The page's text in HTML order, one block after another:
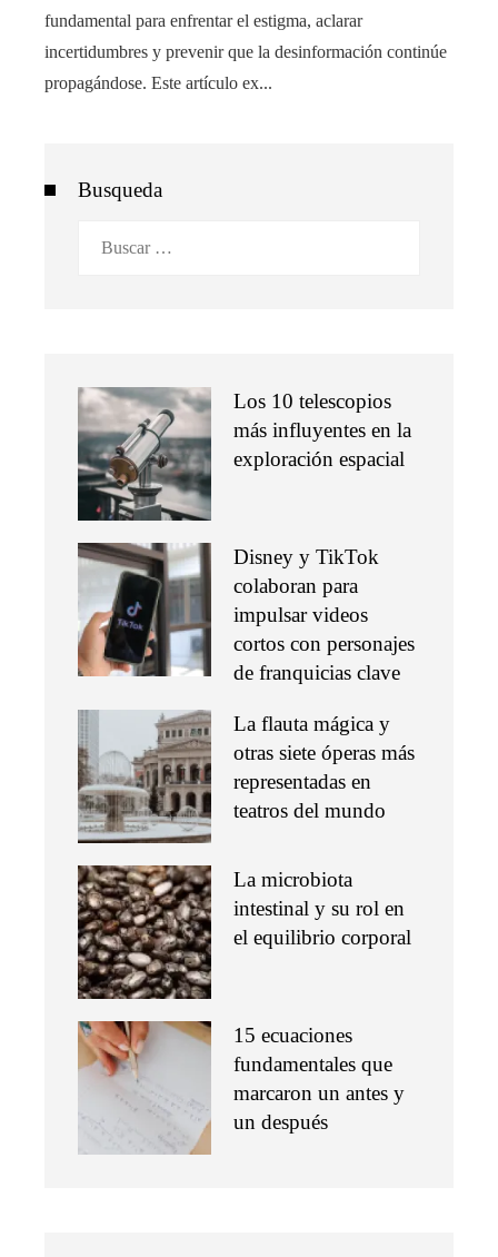
fundamental para enfrentar el estigma, aclarar
incertidumbres y prevenir que la desinformación continúe
propagándose. Este artículo ex...
Busqueda
Los 10 telescopios
más influyentes en la
exploración espacial
Disney y TikTok
colaboran para
impulsar videos
cortos con personajes
de franquicias clave
La flauta mágica y
otras siete óperas más
representadas en
teatros del mundo
La microbiota
intestinal y su rol en
el equilibrio corporal
15 ecuaciones
fundamentales que
marcaron un antes y
un después